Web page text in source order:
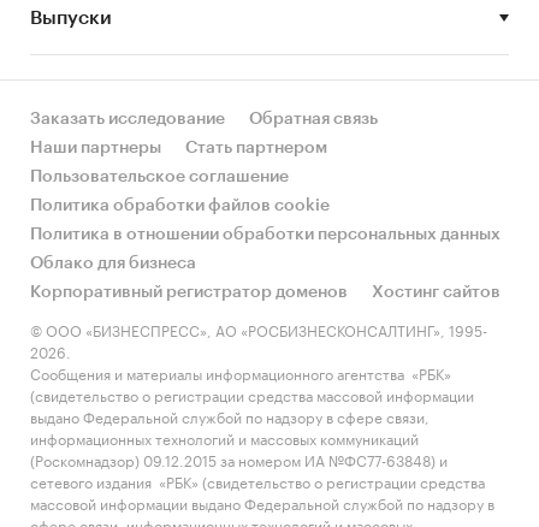
• Рынок растет или снижается? Если растет, то
за счет реального спроса или за счет
динамикой других регионов?
• Какое место регион занимает в России и в
своем федеральном округе по объему продаж
и по продажам на душу населения?
• К какому сегменту можно отнести рынок по
размеру и темпом роста (малый/крупный, с
опережающей динамикой/с отстающей
динамикой) в стратегической перспективе и в
текущей ситуации? Меняются ли позиции
региона с течением времени?
• Насколько рынок насыщен и какой у региона
потенциал роста, если сравнить его с
регионами со схожими доходами, со схожей
Выпуски
Заказать исследование
Обратная связь
Наши партнеры
Стать партнером
Пользовательское соглашение
Политика обработки файлов cookie
Политика в отношении обработки персональных данных
Облако для бизнеса
Корпоративный регистратор доменов
Хостинг сайтов
© ООО «БИЗНЕСПРЕСС», АО «РОСБИЗНЕСКОНСАЛТИНГ», 1995-
2026.
Сообщения и материалы информационного агентства «РБК»
(свидетельство о регистрации средства массовой информации
выдано Федеральной службой по надзору в сфере связи,
информационных технологий и массовых коммуникаций
(Роскомнадзор) 09.12.2015 за номером ИА №ФС77-63848) и
сетевого издания «РБК» (свидетельство о регистрации средства
массовой информации выдано Федеральной службой по надзору в